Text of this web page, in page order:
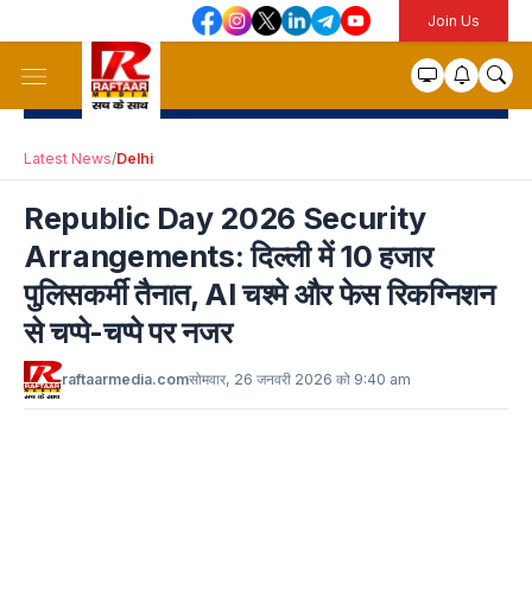
Join Us
Latest News/Delhi
Republic Day 2026 Security
Arrangements: दिल्ली में 10 हजार
पुलिसकर्मी तैनात, AI चश्मे और फेस रिकग्निशन
से चप्पे-चप्पे पर नजर
raftaarmedia.comसोमवार, 26 जनवरी 2026 को 9:40 am